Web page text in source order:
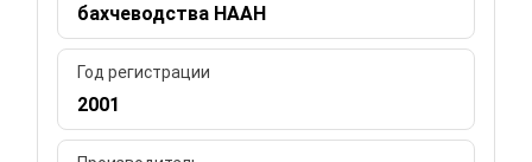
бахчеводства НААН
Год регистрации
2001